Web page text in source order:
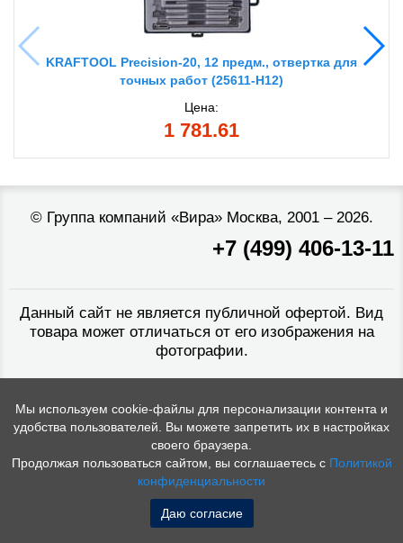
KRAFTOOL Precision-20, 12 предм., отвертка для
точных работ (25611-H12)
Цена:
1 781.61
© Группа компаний «Вира»Москва, 2001 – 2026.
+7 (499) 406-13-11
Данный сайт не является публичной офертой. Вид
товара может отличаться от его изображения на
фотографии.
Мы используем cookie-файлы для персонализации контента и
удобства пользователей. Вы можете запретить их в настройках
своего браузера.
Продолжая пользоваться сайтом, вы соглашаетесь с Политикой
конфиденциальности
Даю согласие